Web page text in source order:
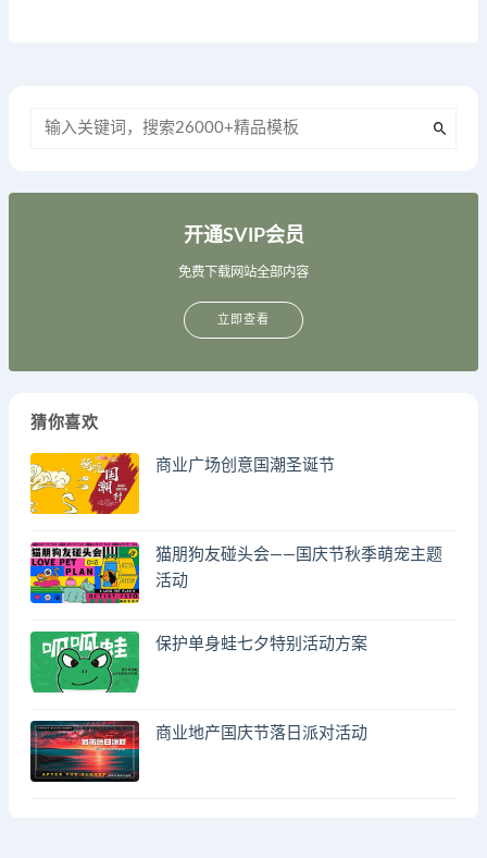
开通SVIP会员
免费下载网站全部内容
立即查看
猜你喜欢
商业广场创意国潮圣诞节
猫朋狗友碰头会——国庆节秋季萌宠主题
活动
保护单身蛙七夕特别活动方案
商业地产国庆节落日派对活动